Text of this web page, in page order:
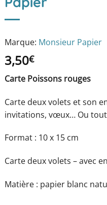
Marque: Monsieur Papier
3,50€
Carte Poissons rouges
Carte deux volets et son
invitations, vœux… Ou
Format : 10 x 15 cm
Carte deux volets – avec
Matière : papier blanc